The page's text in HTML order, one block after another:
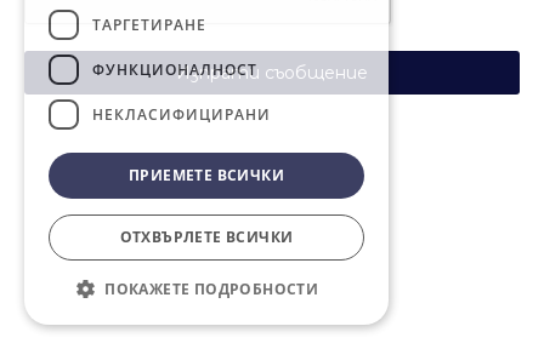
Изпрати съобщение
ТАРГЕТИРАНЕ
ФУНКЦИОНАЛНОСТ
НЕКЛАСИФИЦИРАНИ
ПРИЕМЕТЕ ВСИЧКИ
ОТХВЪРЛЕТЕ ВСИЧКИ
ПОКАЖЕТЕ ПОДРОБНОСТИ